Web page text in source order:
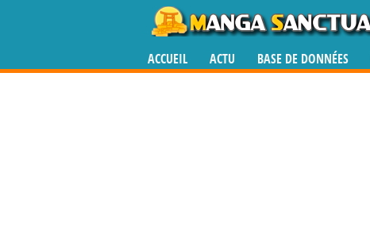
ACCUEIL ACTU BASE DE DONNÉES